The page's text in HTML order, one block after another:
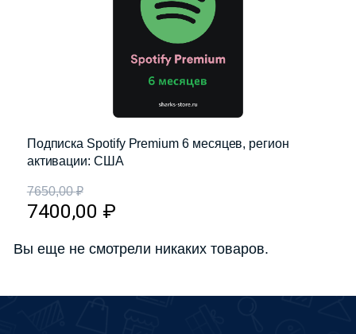
Подписка Spotify Premium 6 месяцев, регион
активации: США
7650,00₽
7400,00 ₽
Вы еще не смотрели никаких товаров.